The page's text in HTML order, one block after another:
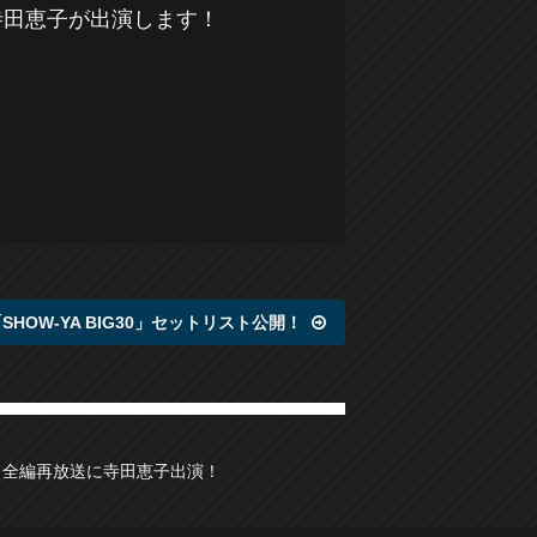
恵子が出演します！
YA BIG30」セットリスト公開！
編再放送に寺田恵子出演！